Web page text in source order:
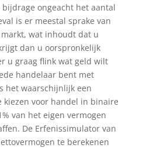
ongeacht het aantal
is er meestal sprake van
wat inhoudt dat u
dan u oorspronkelijk
u graag flink wat geld wilt
handelaar bent met
het waarschijnlijk een
kiezen voor handel in binaire
van het eigen vermogen
De Erfenissimulator van
te berekenen